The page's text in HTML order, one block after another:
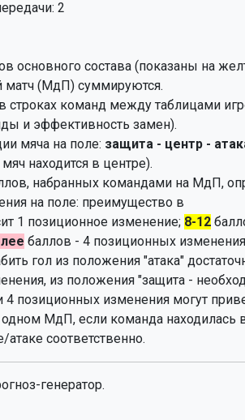
2
основного состава (показаны на
(МдП) суммируются.
команд между таблицами
и эффективность замен).
мяча на поле: защита - центр -
находится в центре).
набранных командами на МдП,
на поле: преимущество в
1 позиционное изменение; 8-12
баллов - 4 позиционных
гол из положения "атака"
из положения "защита -
4 позиционных изменения могут
МдП, если команда находилась
атаке соответственно.
генератор.